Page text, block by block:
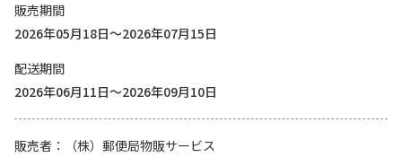
販売期間
2026年05月18日～2026年07月15日
配送期間
2026年06月11日～2026年09月10日
販売者
（株）郵便局物販サービス